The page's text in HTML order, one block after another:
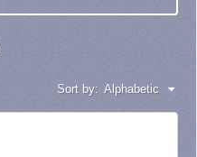
Sort by: Alphabetic